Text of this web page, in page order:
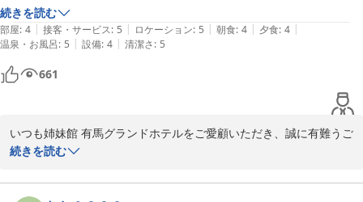
ざいます 。お撮りしたお写真が、今回のご旅行の素敵な思い出の一
助となれば幸いです 。
「ぜひまた訪れたい」というお言葉を励みに、これからも清潔感あ
ふれる空間とおもてなしの心を守り続けてまいります。季節を変え
てのまたのお越しを、スタッフ一同心よりお待ち申し上げておりま
有馬温泉 中の坊 瑞苑
入口は急坂にありますが、出迎えもスムーズで、車もすぐに預かってく
れます。
チェックインはお抹茶を頂きながら、ゆっくりと行います。
静かな雰囲気で、とても良いと思います。
部屋に案内されると、昭和感のあるドアとロック（部屋の内側からボタ
ンで施錠する）で少し笑ってしまいましたが、部屋内は清潔で良いと思
います。
続きを読む
部屋: 4 | 接客・サービス: 5 | ロケーション: 5 | 朝食: 4 | 夕食: 4 |
温泉・お風呂: 5 | 設備: 4 | 清潔さ: 5
661
いつも姉妹館 有馬グランドホテルをご愛顧いただき、誠に有難うご
ざいます。また、この度は当館、中の坊瑞苑へもお越しくださいま
重なご意見・評価をいただきましたことに重ねて御礼申し上げま
続きを読む